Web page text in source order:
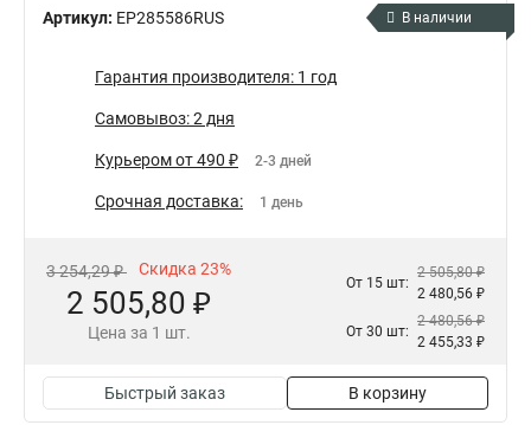
Артикул: EP285586RUS В наличии
Гарантия производителя: 1 год
Самовывоз: 2 дня
Курьером от 490 ₽ 2-3 дней
Срочная доставка: 1 день
3 254,29 ₽ Скидка 23%
2 505,80 ₽
Цена за 1 шт.
От 15 шт:
2 505,80 ₽
2 480,56 ₽
От 30 шт:
2 480,56 ₽
2 455,33 ₽
Быстрый заказ В корзину